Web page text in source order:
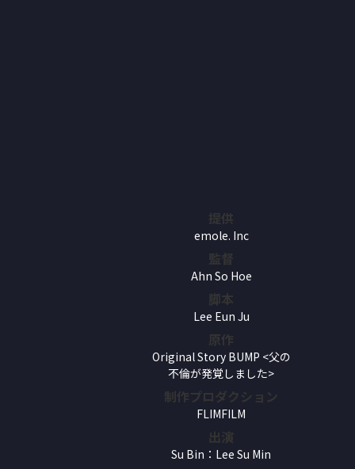
提供
emole. Inc
監督
Ahn So Hoe
脚本
Lee Eun Ju
原作
Original Story BUMP <父の
不倫が発覚しました>
制作プロダクション
FLIMFILM
出演
Su Bin：Lee Su Min